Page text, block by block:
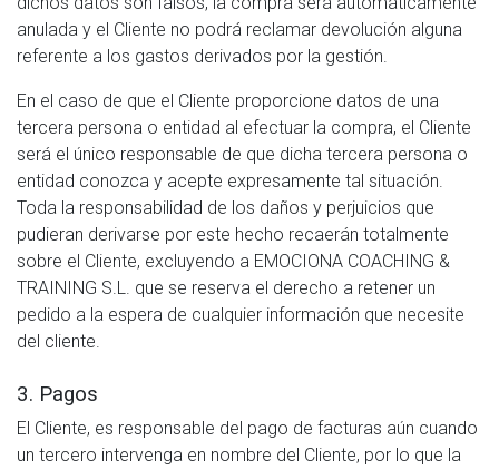
anulada y el Cliente no podrá reclamar devolución alguna
referente a los gastos derivados por la gestión.
En el caso de que el Cliente proporcione datos de una
tercera persona o entidad al efectuar la compra, el Cliente
será el único responsable de que dicha tercera persona o
entidad conozca y acepte expresamente tal situación.
Toda la responsabilidad de los daños y perjuicios que
pudieran derivarse por este hecho recaerán totalmente
sobre el Cliente, excluyendo a EMOCIONA COACHING &
TRAINING S.L. que se reserva el derecho a retener un
pedido a la espera de cualquier información que necesite
del cliente.
3. Pagos
El Cliente, es responsable del pago de facturas aún cuando
un tercero intervenga en nombre del Cliente, por lo que la